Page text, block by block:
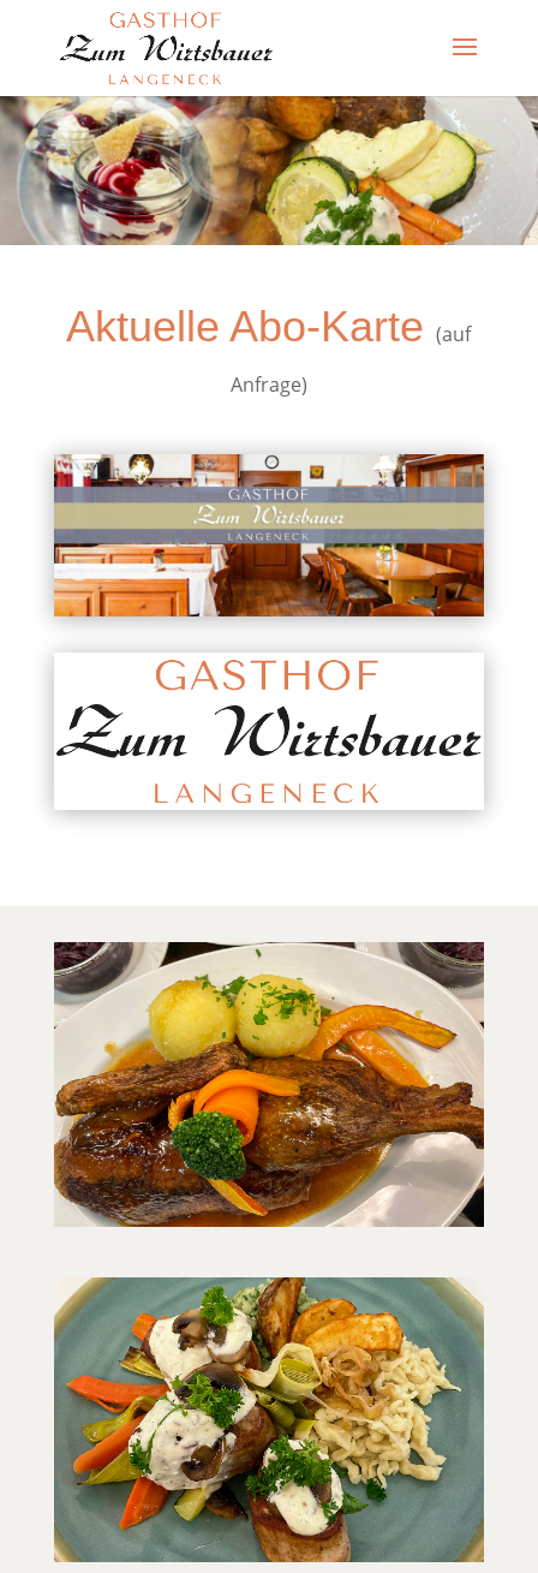
Aktuelle Abo-Karte(auf
Anfrage)